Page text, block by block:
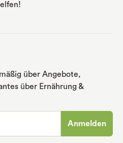
über Angebote,
über Ernährung &
Anmelden